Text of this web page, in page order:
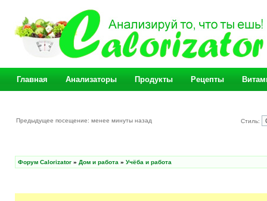
Главная Анализаторы Продукты Рецепты
Предыдущее посещение: менее минуты назад Стиль:
Форум Calorizator » Дом и работа » Учёба и работа